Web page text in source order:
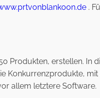
.
Produkten, erstellen. In
Konkurrenzprodukte,
allem letztere Software.